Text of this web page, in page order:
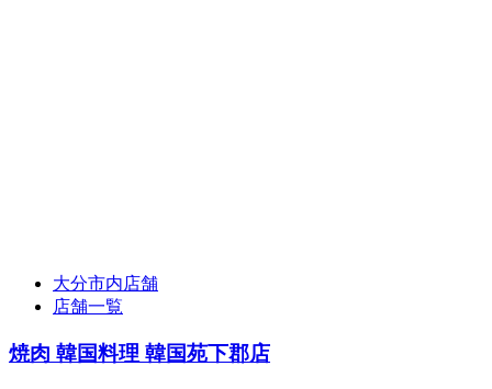
大分市内店舗
店舗一覧
焼肉 韓国料理 韓国苑下郡店